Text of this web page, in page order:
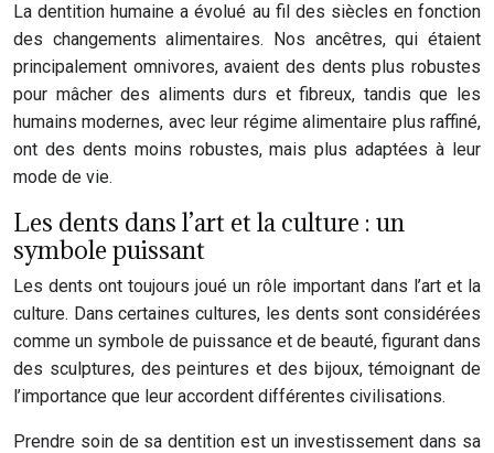
La dentition humaine a évolué au fil des siècles en fonction
des changements alimentaires. Nos ancêtres, qui étaient
principalement omnivores, avaient des dents plus robustes
pour mâcher des aliments durs et fibreux, tandis que les
humains modernes, avec leur régime alimentaire plus raffiné,
ont des dents moins robustes, mais plus adaptées à leur
mode de vie.
Les dents dans l’art et la culture : un
symbole puissant
Les dents ont toujours joué un rôle important dans l’art et la
culture. Dans certaines cultures, les dents sont considérées
comme un symbole de puissance et de beauté, figurant dans
des sculptures, des peintures et des bijoux, témoignant de
l’importance que leur accordent différentes civilisations.
Prendre soin de sa dentition est un investissement dans sa